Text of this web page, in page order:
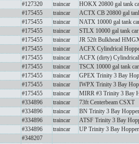
#127320 traincar
HOKX 20800 gal tank
#175455 traincar
ACTX CB 20800 gal
#175455 traincar
NATX 10000 gal tank
#175455 traincar
STLX 10000 gal tank car
#175455 traincar
JR 52ft Bulkhead
#175455 traincar
ACFX Cylindrical
#175455 traincar
ACFX (dirty)
#175455 traincar
TSCX 10000 gal tank car
#175455 traincar
GPEX Trinity 3 Bay
#175455 traincar
IWPX Trinity 3 Bay
#175455 traincar
MIRR #3 Trinity 3 Bay
#334896 traincar
73ft Centerbeam CSXT
#334896 traincar
BN Trinity 3 Bay Hopper
#334896 traincar
ATSF Trinity 3 Bay
#334896 traincar
UP Trinity 3 Bay Hopper
#348207